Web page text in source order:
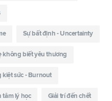
Sự bất định - Uncertainty
không biết yêu thương
kiệt sức - Burnout
tâm lý học Giải trí đến chết